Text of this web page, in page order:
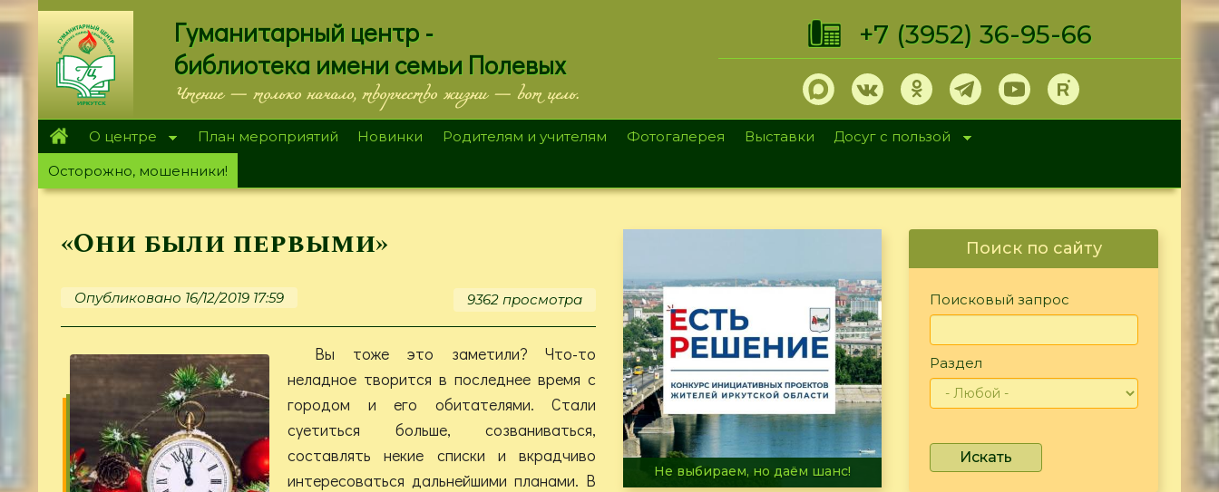
Перейти
к
основному
содержанию
Гуманитарный центр -
библиотека имени семьи Полевых
Чтение — только начало, творчество жизни — вот цель.
+7 (3952) 36-95-66
О центре План мероприятий Новинки Родителям и учителям Фотогалерея Выставки
Досуг с пользой
Осторожно, мошенники!
«Они были первыми»
Опубликовано 16/12/2019 17:59 9362 просмотра
Вы тоже это заметили? Что-то
неладное творится в последнее время с
городом и его обитателями. Стали
суетиться больше, созваниваться,
составлять некие списки и вкрадчиво
интересоваться дальнейшими планами. В
В огне не горит, в воде не тонет
Поиск по сайту
Поисковый запрос
Раздел
Искать